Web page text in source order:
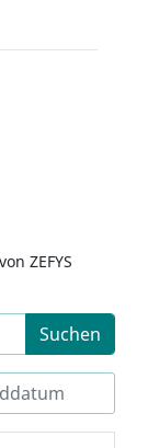
ZEFYS
Suchen